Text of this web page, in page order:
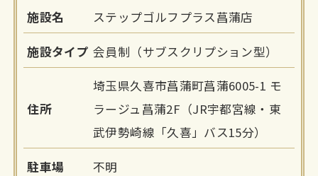
施設名 ステップゴルフプラス菖蒲店
施設タイプ 会員制（サブスクリプション型）
住所
埼玉県久喜市菖蒲町菖蒲6005-1 モ
ラージュ菖蒲2F（JR宇都宮線・東
武伊勢崎線「久喜」バス15分）
駐車場 不明